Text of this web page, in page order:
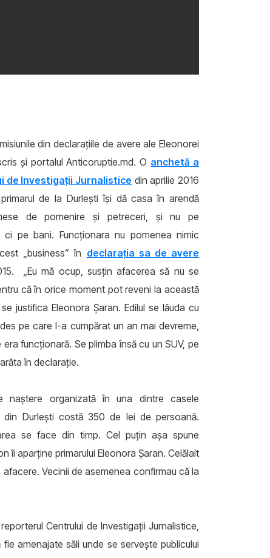
din declarațiile de avere ale Eleonorei
și portalul Anticoruptie.md. O anchetă a
de Investigații Jurnalistice din aprilie 2016
de la Durlești își dă casa în arendă
de pomenire și petreceri, și nu pe
ci pe bani. Funcționara nu pomenea nimic
„business” în declarația sa de avere
„Eu mă ocup, susțin afacerea să nu se
că în orice moment pot reveni la această
justifica Eleonora Șaran. Edilul se lăuda cu
pe care l-a cumpărat un an mai devreme,
funcționară. Se plimba însă cu un SUV, pe
în declarație.
naștere organizată în una dintre casele
din Durlești costă 350 de lei de persoană.
se face din timp. Cel puțin așa spune
îi aparține primarului Eleonora Șaran. Celălalt
Vecinii de asemenea confirmau că la
Centrului de Investigații Jurnalistice,
amenajate săli unde se servește publicului